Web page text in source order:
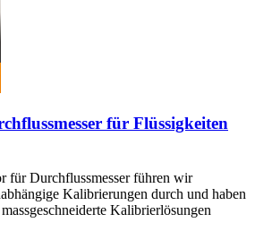
für Flüssigkeiten
für Durchflussmesser führen wir
Kalibrierungen durch und haben
Kalibrierlösungen